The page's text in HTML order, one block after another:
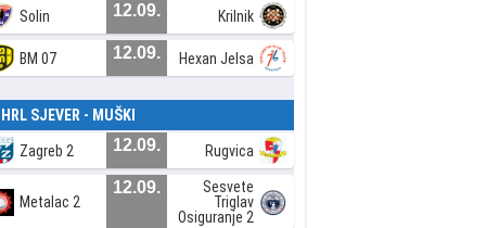
Solin 12.09. Krilnik
BM 07 12.09. Hexan Jelsa
SJEVER - MUŠKI
Zagreb 2 12.09. Rugvica
Metalac 2
12.09.
Sesvete
Triglav
Osiguranje 2